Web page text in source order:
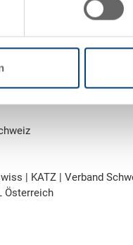
kollektiv zu
MWST
| KATZ | Verband
Österreich